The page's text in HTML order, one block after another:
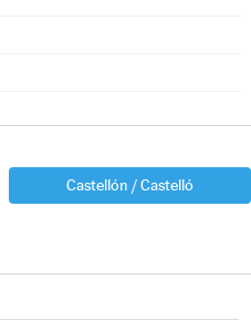
Castellón / Castelló